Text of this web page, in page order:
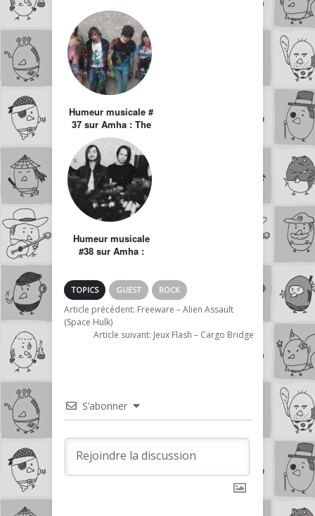
Humeur musicale #
37 sur Amha : The
Dodoz
Humeur musicale
#38 sur Amha :
TOPICS GUEST ROCK
Article précédent: Freeware – Alien Assault
(Space Hulk)
Article suivant: Jeux Flash – Cargo Bridge
S’abonner